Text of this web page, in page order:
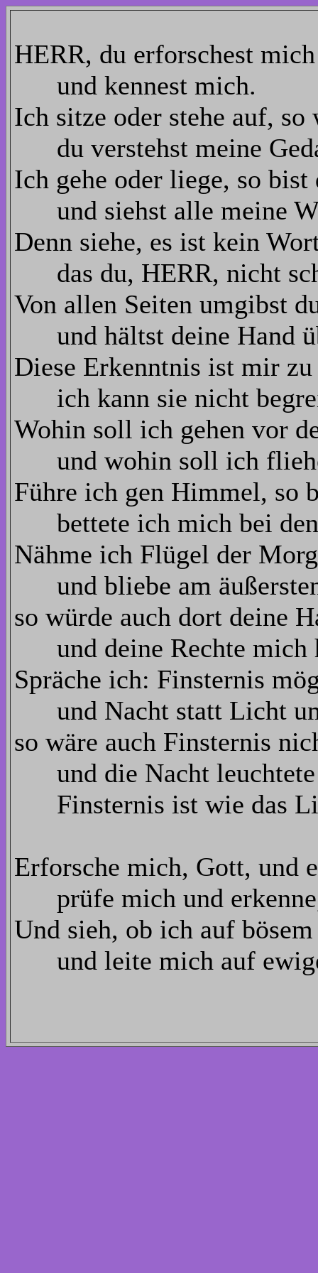
HERR, du erforschest mich
und kennest mich.
Ich sitze oder stehe auf, so
du verstehst meine
Ich gehe oder liege, so
und siehst alle meine
Denn siehe, es ist kein
das du, HERR, nicht
Von allen Seiten umgibst
und hältst deine Hand
Diese Erkenntnis ist mir
ich kann sie nicht
Wohin soll ich gehen vor
und wohin soll ich
Führe ich gen Himmel, so
bettete ich mich bei den
Nähme ich Flügel der
und bliebe am
so würde auch dort deine
und deine Rechte mich
Spräche ich: Finsternis
und Nacht statt Licht
so wäre auch Finsternis
und die Nacht leuchtete
Finsternis ist wie das
Erforsche mich, Gott, und
prüfe mich und
Und sieh, ob ich auf
und leite mich auf